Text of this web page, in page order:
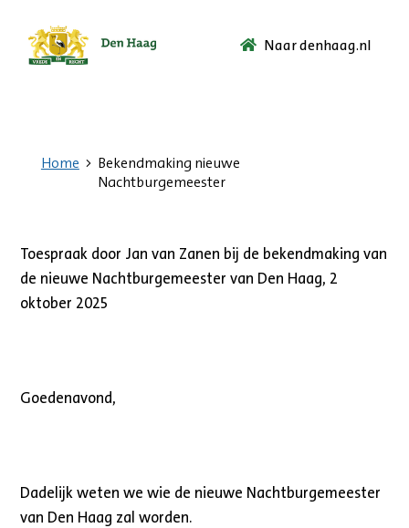
Ga
Naar denhaag.nl
Home
Bekendmaking nieuwe
Nachtburgemeester
Toespraak door Jan van Zanen bij de bekendmaking van
de nieuwe Nachtburgemeester van Den Haag, 2
oktober 2025
Goedenavond,
Dadelijk weten we wie de nieuwe Nachtburgemeester
van Den Haag zal worden.